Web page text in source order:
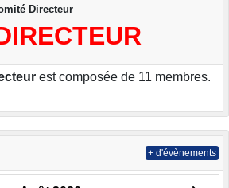
Directeur
est composée de 11 membres.
+ d'évènements